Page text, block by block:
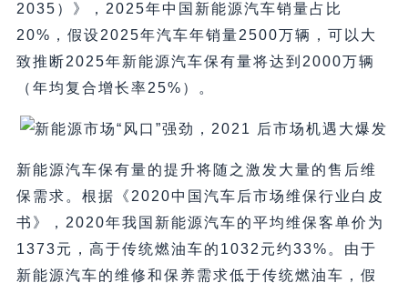
2035）》，2025年中国新能源汽车销量占比
20%，假设2025年汽车年销量2500万辆，可以大
致推断2025年新能源汽车保有量将达到2000万辆
（年均复合增长率25%）。
新能源汽车保有量的提升将随之激发大量的售后维
保需求。根据《2020中国汽车后市场维保行业白皮
书》，2020年我国新能源汽车的平均维保客单价为
1373元，高于传统燃油车的1032元约33%。由于
新能源汽车的维修和保养需求低于传统燃油车，假